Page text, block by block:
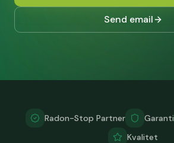
Send email
Radon-Stop Partner Garanti
Kvalitet